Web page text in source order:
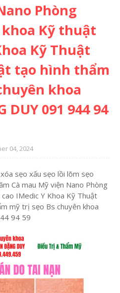
Phòng
Kỹ thuật
Kỹ Thuật
tạo hình thẩm
khoa
DUY 091 944 94
04, 2024
sẹo xấu sẹo lồi lõm sẹo
Cà mau Mỹ viện Nano Phòng
IMedic Y Khoa Kỹ Thuật
mỹ trị sẹo Bs chuyên khoa
94 59